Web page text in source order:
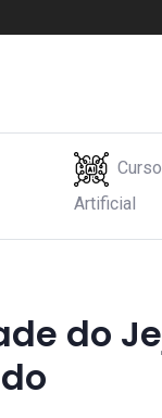
Artificial
do